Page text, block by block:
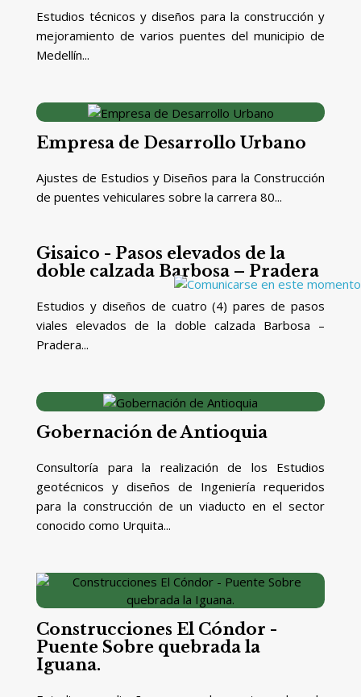
Estudios técnicos y diseños para la construcción y
mejoramiento de varios puentes del municipio de
Medellín...
Empresa de Desarrollo Urbano
Ajustes de Estudios y Diseños para la Construcción
de puentes vehiculares sobre la carrera 80...
Gisaico - Pasos elevados de la
doble calzada Barbosa – Pradera
Estudios y diseños de cuatro (4) pares de pasos
viales elevados de la doble calzada Barbosa –
Pradera...
Gobernación de Antioquia
Consultoría para la realización de los Estudios
geotécnicos y diseños de Ingeniería requeridos
para la construcción de un viaducto en el sector
conocido como Urquita...
Construcciones El Cóndor -
Puente Sobre quebrada la
Iguana.